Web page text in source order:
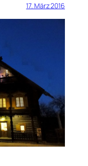
17. März 2016